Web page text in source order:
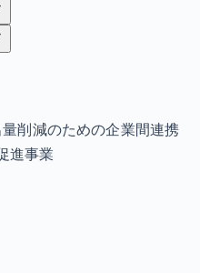
量削減のための企業間連携
進事業